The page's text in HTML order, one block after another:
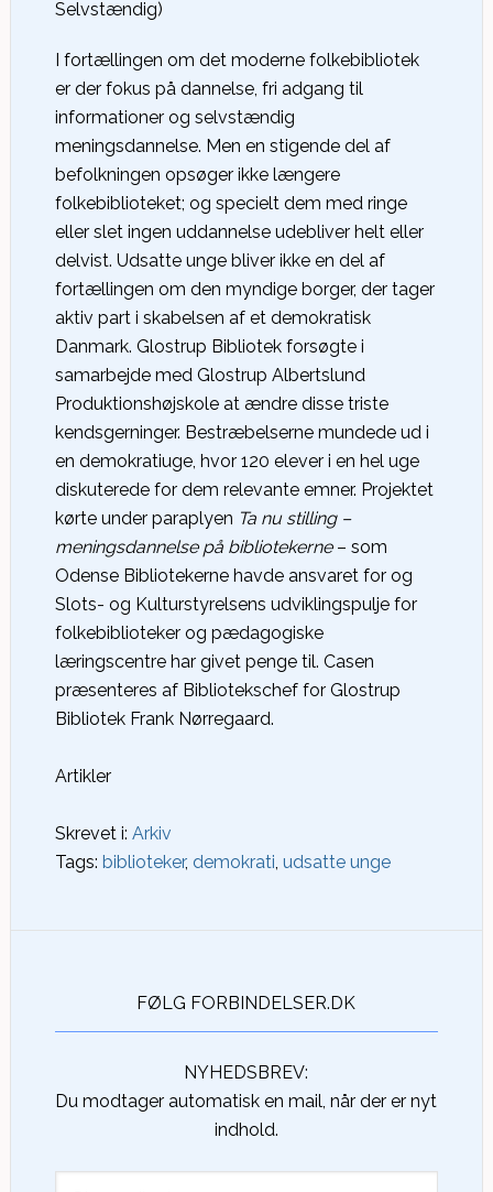
Selvstændig)
I fortællingen om det moderne folkebibliotek
er der fokus på dannelse, fri adgang til
informationer og selvstændig
meningsdannelse. Men en stigende del af
befolkningen opsøger ikke længere
folkebiblioteket; og specielt dem med ringe
eller slet ingen uddannelse udebliver helt eller
delvist. Udsatte unge bliver ikke en del af
fortællingen om den myndige borger, der tager
aktiv part i skabelsen af et demokratisk
Danmark. Glostrup Bibliotek forsøgte i
samarbejde med Glostrup Albertslund
Produktionshøjskole at ændre disse triste
kendsgerninger. Bestræbelserne mundede ud i
en demokratiuge, hvor 120 elever i en hel uge
diskuterede for dem relevante emner. Projektet
kørte under paraplyen Ta nu stilling –
meningsdannelse på bibliotekerne– som
Odense Bibliotekerne havde ansvaret for og
Slots- og Kulturstyrelsens udviklingspulje for
folkebiblioteker og pædagogiske
læringscentre har givet penge til. Casen
præsenteres af Bibliotekschef for Glostrup
Bibliotek Frank Nørregaard.
Artikler
Skrevet i: Arkiv
Tags: biblioteker, demokrati, udsatte unge
FØLG FORBINDELSER.DK
NYHEDSBREV:
Du modtager automatisk en mail, når der er nyt
indhold.